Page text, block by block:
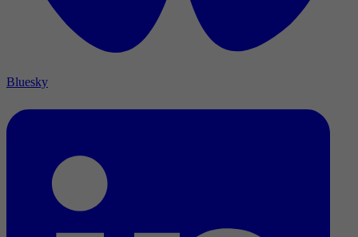
Bluesky